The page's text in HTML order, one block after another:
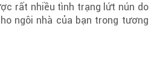
rất nhiều tình trạng lứt nún do
ngôi nhà của bạn trong tương